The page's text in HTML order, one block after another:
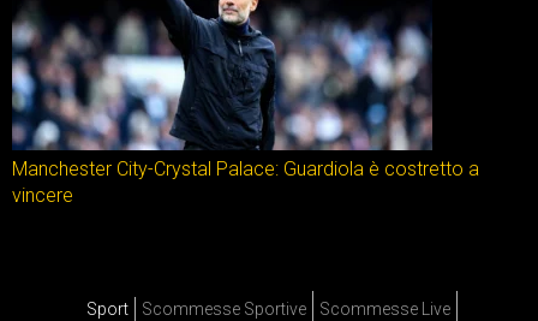
Manchester City-Crystal Palace: Guardiola è costretto a
vincere
Sport Scommesse Sportive
Scommesse Live